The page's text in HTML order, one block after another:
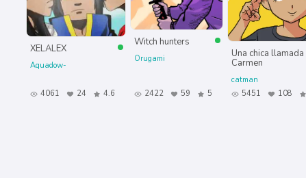
XELALEX
Aquadow-
4061 24 4.6
Witch hunters
Orugami
2422 59 5
Una chica llamada
Carmen
catman
5451
108